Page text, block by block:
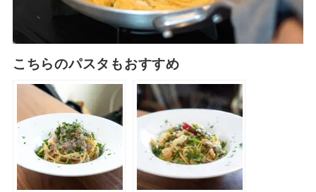
こちらのパスタもおすすめ